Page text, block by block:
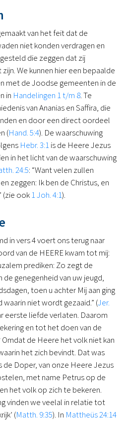
van het feit dat de
niet konden verdragen en
die zeggen dat zij
We kunnen hier een bepaalde
met de Joodse gemeenten in de
in Handelingen 1 t/m 8. Te
van Ananias en Saffira, die
en door een direct oordeel
(Hand. 5:4). De waarschuwing
Hebr. 3:1is de Heere Jezus
in het licht van de waarschuwing
24:5: “Want velen zullen
zeggen: Ik ben de Christus, en
(zie ook1 Joh. 4:1).
in vers 4 voert ons terug naar
van de HEERE kwam tot mij:
prediken: Zo zegt de
de genegenheid van uw jeugd,
toen u achter Mij aan ging
waarin niet wordt gezaaid.” (Jer.
eerste liefde verlaten. Daarom
en tot het doen van de
de Heere het volk niet kan
het zich bevindt. Dat was
de Doper, van onze Heere Jezus
met name Petrus op de
het volk op zich te bekeren.
vinden we veelal in relatie tot
(Matth. 9:35). In Mattheüs 24:14